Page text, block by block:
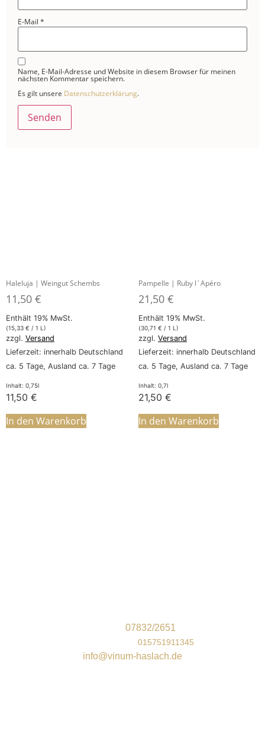
E-Mail *
Name, E-Mail-Adresse und Website in diesem Browser für meinen
nächsten Kommentar speichern.
Es gilt unsere Datenschutzerklärung.
Haleluja | Weingut Schembs
11,50 €
Enthält 19% MwSt.
(15,33 € / 1 L)
zzgl. Versand
Lieferzeit: innerhalb Deutschland
ca. 5 Tage, Ausland ca. 7 Tage
Inhalt: 0,75l
11,50 €
In den Warenkorb
Pampelle | Ruby l´Apéro
21,50 €
Enthält 19% MwSt.
(30,71 € / 1 L)
zzgl. Versand
Lieferzeit: innerhalb Deutschland
ca. 5 Tage, Ausland ca. 7 Tage
Inhalt: 0,7l
21,50 €
In den Warenkorb
07832/2651
015751911345
info@vinum-haslach.de